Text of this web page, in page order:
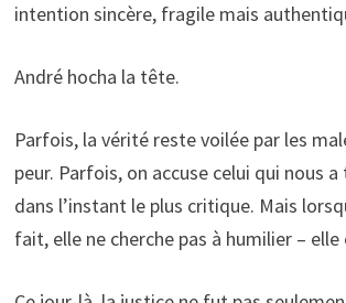
intention sincère, fragile mais
André hocha la tête.
Parfois, la vérité reste voilée par les
peur. Parfois, on accuse celui qui nous
dans l’instant le plus critique. Mais
fait, elle ne cherche pas à humilier – elle